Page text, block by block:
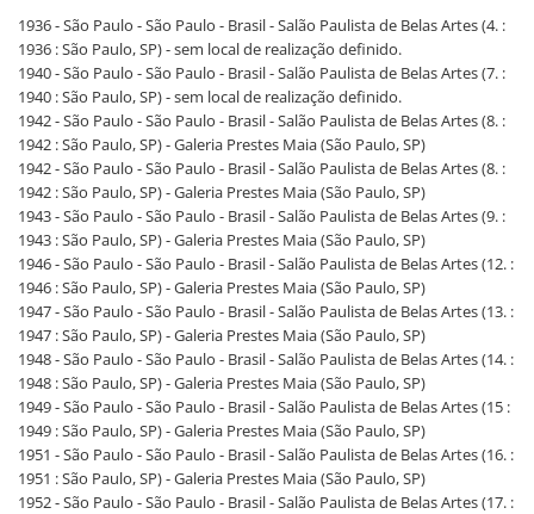
1936 - São Paulo - São Paulo - Brasil - Salão Paulista de Belas Artes (4. :
1936 : São Paulo, SP) - sem local de realização definido.
1940 - São Paulo - São Paulo - Brasil - Salão Paulista de Belas Artes (7. :
1940 : São Paulo, SP) - sem local de realização definido.
1942 - São Paulo - São Paulo - Brasil - Salão Paulista de Belas Artes (8. :
1942 : São Paulo, SP) - Galeria Prestes Maia (São Paulo, SP)
1942 - São Paulo - São Paulo - Brasil - Salão Paulista de Belas Artes (8. :
1942 : São Paulo, SP) - Galeria Prestes Maia (São Paulo, SP)
1943 - São Paulo - São Paulo - Brasil - Salão Paulista de Belas Artes (9. :
1943 : São Paulo, SP) - Galeria Prestes Maia (São Paulo, SP)
1946 - São Paulo - São Paulo - Brasil - Salão Paulista de Belas Artes (12. :
1946 : São Paulo, SP) - Galeria Prestes Maia (São Paulo, SP)
1947 - São Paulo - São Paulo - Brasil - Salão Paulista de Belas Artes (13. :
1947 : São Paulo, SP) - Galeria Prestes Maia (São Paulo, SP)
1948 - São Paulo - São Paulo - Brasil - Salão Paulista de Belas Artes (14. :
1948 : São Paulo, SP) - Galeria Prestes Maia (São Paulo, SP)
1949 - São Paulo - São Paulo - Brasil - Salão Paulista de Belas Artes (15 :
1949 : São Paulo, SP) - Galeria Prestes Maia (São Paulo, SP)
1951 - São Paulo - São Paulo - Brasil - Salão Paulista de Belas Artes (16. :
1951 : São Paulo, SP) - Galeria Prestes Maia (São Paulo, SP)
1952 - São Paulo - São Paulo - Brasil - Salão Paulista de Belas Artes (17. :